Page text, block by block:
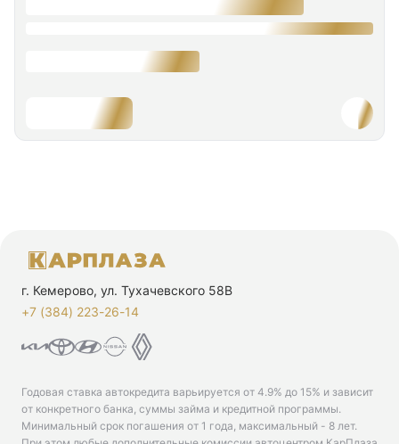
г. Кемерово, ул. Тухачевского 58В
+7 (384) 223-26-14‬
Годовая ставка автокредита варьируется от 4.9% до 15% и зависит
от конкретного банка, суммы займа и кредитной программы.
Минимальный срок погашения от 1 года, максимальный - 8 лет.